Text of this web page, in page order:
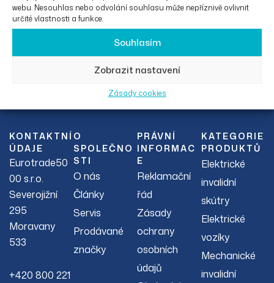
webu. Nesouhlas nebo odvolání souhlasu může nepříznivě ovlivnit
určité vlastnosti a funkce.
Souhlasím
Zobrazit nastavení
Zásady cookies
KONTAKTNÍ
ÚDAJE
Eurotrade50
00 s.r.o.
Severojižní
295
Moravany
533
+420 800 221
O
SPOLEČNO
STI
O nás
Články
Servis
Prodávané
značky
PRÁVNÍ
INFORMAC
E
Reklamační
řád
Zásady
ochrany
osobních
údajů
KATEGORIE
PRODUKTŮ
Elektrické
invalidní
skútry
Elektrické
vozíky
Mechanické
invalidní